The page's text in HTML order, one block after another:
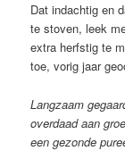
Dat indachtig en
te stoven, leek
extra herfstig te
toe, vorig jaar
Langzaam
overdaad aan
een gezonde